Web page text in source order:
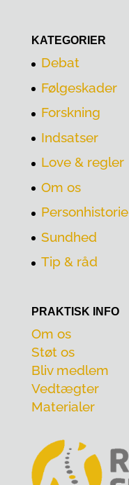
KATEGORIER
Debat
Følgeskader
Forskning
Indsatser
Love & regler
Om os
Personhistorie
Sundhed
Tip & råd
PRAKTISK INFO
Om os
Støt os
Bliv medlem
Vedtægter
Materialer